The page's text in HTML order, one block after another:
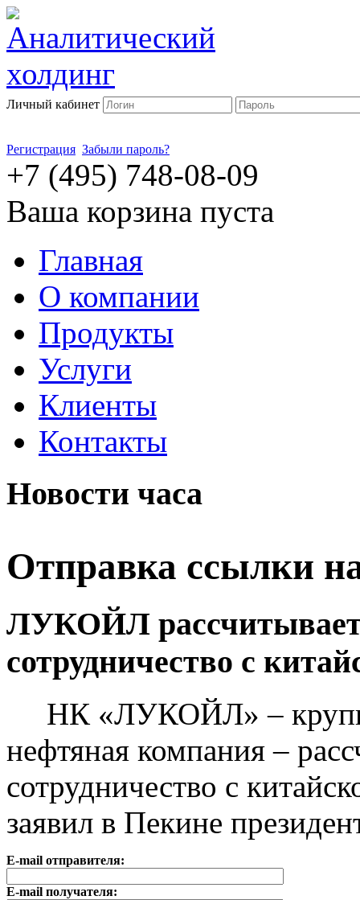
Личный кабинет
Регистрация Забыли пароль?
+7 (495) 748-08-09
Ваша корзина пуста
Главная
О компании
Продукты
Услуги
Клиенты
Контакты
Новости часа
Отправка ссылки
ЛУКОЙЛ рассчитывает
сотрудничество с
НК «ЛУКОЙЛ» –
нефтяная компания –
сотрудничество с
заявил в Пекине
E-mail отправителя:
E-mail получателя: